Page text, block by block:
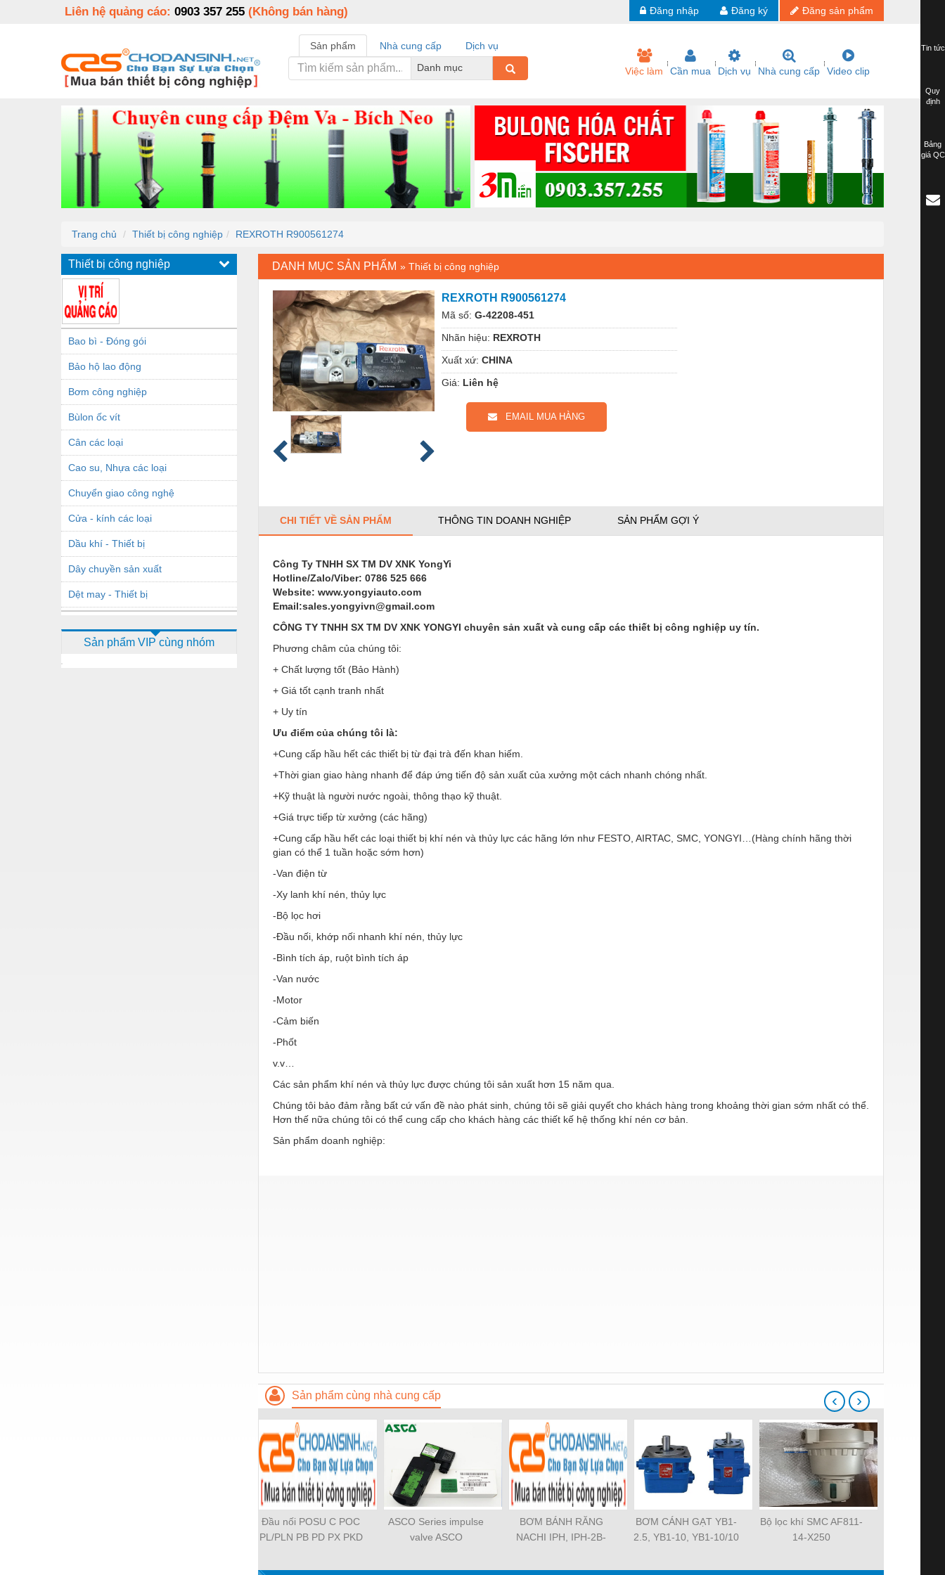
Liên hệ quảng cáo: 0903 357 255 (Không bán hàng) Đăng sản phẩm
Đăng ký
Đăng nhập
Sản phẩm Nhà cung cấp
Dịch vụ
Danh mục
Việc làm Cần mua Dịch vụ Nhà cung cấp Video clip
Trang chủ Thiết bị công nghiệp REXROTH R900561274
Thiết bị công nghiệp
Bao bì - Đóng gói
Bảo hộ lao động
Bơm công nghiệp
Bùlon ốc vít
Cân các loại
Cao su, Nhựa các loại
Chuyển giao công nghệ
Cửa - kính các loại
Dầu khí - Thiết bị
Dây chuyền sản xuất
Dệt may - Thiết bị
Dịch vụ - Thi công
Sản phẩm VIP cùng nhóm
DANH MỤC SẢN PHẨM » Thiết bị công nghiệp
REXROTH R900561274
Mã số: G-42208-451
Nhãn hiệu: REXROTH
Xuất xứ: CHINA
Giá: Liên hệ
EMAIL MUA HÀNG
CHI TIẾT VỀ SẢN PHẨM THÔNG TIN DOANH NGHIỆP SẢN PHẨM GỢI Ý
Công Ty TNHH SX TM DV XNK YongYi
Hotline/Zalo/Viber: 0786 525 666
Website: www.yongyiauto.com
Email:sales.yongyivn@gmail.com
CÔNG TY TNHH SX TM DV XNK YONGYI chuyên sản xuất và cung cấp các thiết bị công nghiệp uy tín.
Phương châm của chúng tôi:
+ Chất lượng tốt (Bảo Hành)
+ Giá tốt cạnh tranh nhất
+ Uy tín
Ưu điểm của chúng tôi là:
+Cung cấp hầu hết các thiết bị từ đại trà đến khan hiếm.
+Thời gian giao hàng nhanh để đáp ứng tiến độ sản xuất của xưởng một cách nhanh chóng nhất.
+Kỹ thuật là người nước ngoài, thông thạo kỹ thuật.
+Giá trực tiếp từ xưởng (các hãng)
+Cung cấp hầu hết các loại thiết bị khí nén và thủy lực các hãng lớn như FESTO, AIRTAC, SMC, YONGYI…(Hàng chính hãng thời
gian có thể 1 tuần hoặc sớm hơn)
-Van điện từ
-Xy lanh khí nén, thủy lực
-Bộ lọc hơi
-Đầu nối, khớp nối nhanh khí nén, thủy lực
-Bình tích áp, ruột bình tích áp
-Van nước
-Motor
-Cảm biến
-Phốt
v.v…
Các sản phẩm khí nén và thủy lực được chúng tôi sản xuất hơn 15 năm qua.
Chúng tôi bảo đảm rằng bất cứ vấn đề nào phát sinh, chúng tôi sẽ giải quyết cho khách hàng trong khoảng thời gian sớm nhất có thể.
Hơn thế nữa chúng tôi có thể cung cấp cho khách hàng các thiết kế hệ thống khí nén cơ bản.
Sản phẩm doanh nghiệp:
Sản phẩm cùng nhà cung cấp
Đầu nối POSU C POC
PL/PLN PB PD PX PKD
PLF PMF PTL SL SS
ASCO Series impulse
valve ASCO
SCG353A044 ASCO
BƠM BÁNH RĂNG
NACHI IPH, IPH-2B-
IPH-2A-5-11, IPH-5A-
BƠM CÁNH GẠT YB1-
2.5, YB1-10, YB1-10/10
100/16 YB1-40/40,
Bộ lọc khí SMC AF811-
14-X250
‹ ›
Tin tức
Quy
định
Bảng
giá QC